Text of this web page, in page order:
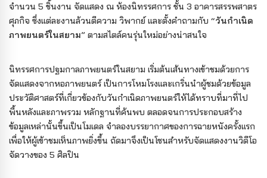
จำนวน 5 ชิ้นงาน จัดแสดง ณ ห้องนิทรรศการ ชั้น 3 อาคารสรรพสาตร
ศุภกิจ ซึ่งแต่ละงานล้วนตีความ วิพากย์ และตั้งคำถามกับ “วันกําเนิด
ภาพยนตร์ในสยาม” ตามสไตล์คนรุ่นใหม่อย่างน่าสนใจ
นิทรรศการปฐมกาลภาพยนตร์ในสยาม เริ่มต้นเส้นทางเข้าชมด้วยการ
จัดแสดงจากหอภาพยนตร์ เป็นการโหมโรงและเกริ่นนำผู้ชมด้วยข้อมูล
ประวัติศาสตร์ที่เกี่ยวข้องกับวันกำเนิดภาพยนตร์ให้ได้ทราบที่มาที่ไป
พื้นหลังและภาพรวม หลักฐานที่ค้นพบ ตลอดจนการประกอบสร้าง
ข้อมูลเหล่านั้นขึ้นเป็นโมเดล จำลองบรรยากาศของการฉายหนังครั้งแรก
เพื่อให้ผู้เข้าชมเห็นภาพยิ่งขึ้น ถัดมาจึงเป็นโซนสำหรับจัดแสดงงานวิดีโอ
จัดวางของ 5 ศิลปิน